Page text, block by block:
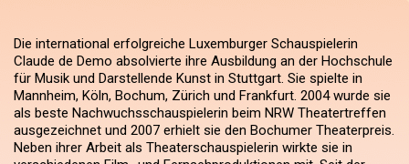
Die international erfolgreiche Luxemburger Schauspielerin
Claude de Demo absolvierte ihre Ausbildung an der Hochschule
für Musik und Darstellende Kunst in Stuttgart. Sie spielte in
Mannheim, Köln, Bochum, Zürich und Frankfurt. 2004 wurde sie
als beste Nachwuchsschauspielerin beim NRW Theatertreffen
ausgezeichnet und 2007 erhielt sie den Bochumer Theaterpreis.
Neben ihrer Arbeit als Theaterschauspielerin wirkte sie in